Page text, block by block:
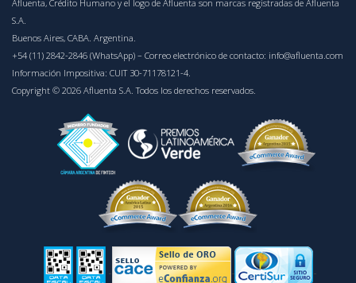
Afluenta, Crédito Humano y el logo de Afluenta son marcas registradas de Afluenta
S.A.
Buenos Aires, CABA. Argentina.
+54 (11) 2842-2846 (WhatsApp) – Correo electrónico de contacto: info@afluenta.com
Información Impositiva: CUIT 30-71178121-4.
Copyright © 2026 Afluenta S.A. Todos los derechos reservados.